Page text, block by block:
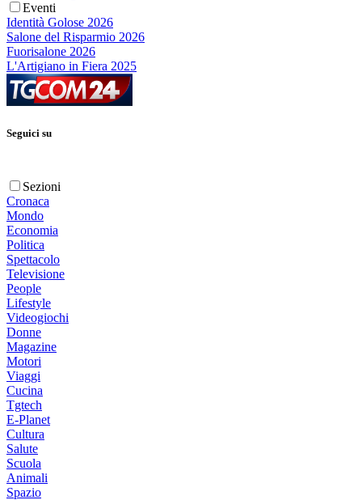
Eventi
Identità Golose 2026
Salone del Risparmio 2026
Fuorisalone 2026
L'Artigiano in Fiera 2025
Seguici su
Sezioni
Cronaca
Mondo
Economia
Politica
Spettacolo
Televisione
People
Lifestyle
Videogiochi
Donne
Magazine
Motori
Viaggi
Cucina
Tgtech
E-Planet
Cultura
Salute
Scuola
Animali
Spazio